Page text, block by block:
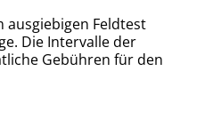
ausgiebigen Feldtest
Die Intervalle der
Gebühren für den